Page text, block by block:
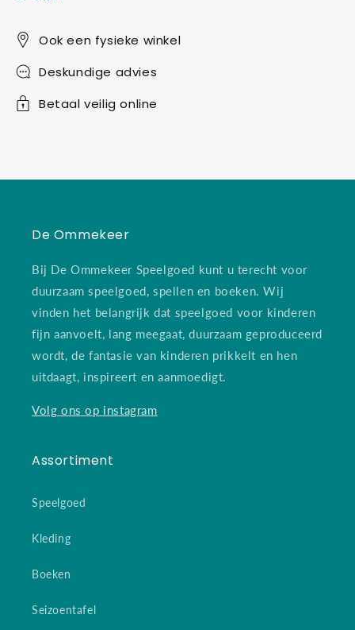
Ook een fysieke winkel
Deskundige advies
Betaal veilig online
De Ommekeer
Bij De Ommekeer Speelgoed kunt u terecht voor
duurzaam speelgoed, spellen en boeken. Wij
vinden het belangrijk dat speelgoed voor kinderen
fijn aanvoelt, lang meegaat, duurzaam geproduceerd
wordt, de fantasie van kinderen prikkelt en hen
uitdaagt, inspireert en aanmoedigt.
Volg ons op instagram
Assortiment
Speelgoed
Kleding
Boeken
Seizoentafel